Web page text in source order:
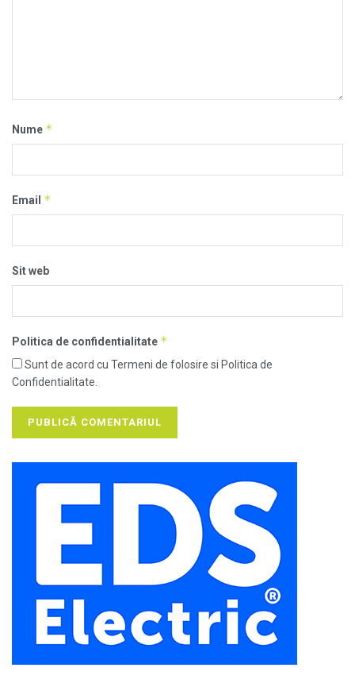
Nume *
Email *
Sit web
Politica de confidentialitate *
Sunt de acord cu Termeni de folosire si Politica de
Confidentialitate.